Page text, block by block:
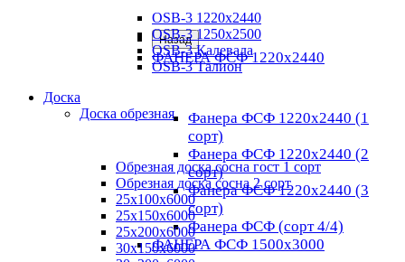
Назад
ФАНЕРА ФСФ 1220х2440
Фанера ФСФ 1220х2440 (1
сорт)
Фанера ФСФ 1220х2440 (2
сорт)
Фанера ФСФ 1220х2440 (3
сорт)
Фанера ФСФ (сорт 4/4)
ФАНЕРА ФСФ 1500х3000
OSB-3 1220х2440
OSB-3 1250х2500
OSB-3 Калевала
OSB-3 Талион
Доска
Доска обрезная
Обрезная доска сосна гост 1 сорт
Обрезная доска сосна 2 сорт
25х100х6000
25х150х6000
25х200х6000
30х150х6000